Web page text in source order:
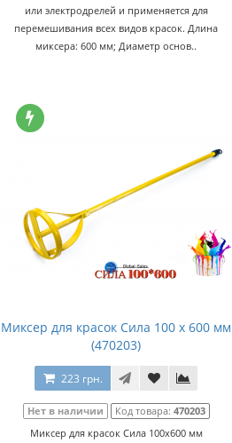
или электродрелей и применяется для
перемешивания всех видов красок. Длина
миксера: 600 мм; Диаметр основ..
Миксер для красок Сила 100 х 600 мм
(470203)
223 грн.
Нет в наличии Код товара: 470203
Миксер для красок Сила 100х600 мм